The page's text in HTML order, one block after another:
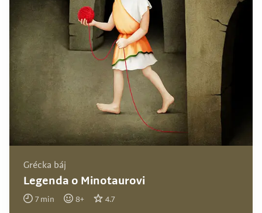
Grécka báj
Legenda o Minotaurovi
7min 8+ 4.7